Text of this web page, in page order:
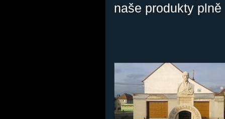
naše produkty